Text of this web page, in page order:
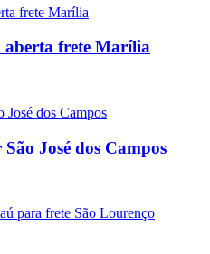
aberta frete Marília
José dos Campos